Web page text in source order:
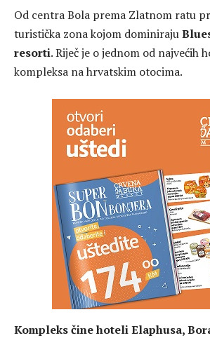
Od centra Bola prema Zlatnom ratu
turistička zona kojom dominiraju
resorti. Riječ je o jednom od najvećih
kompleksa na hrvatskim otocima.
Kompleks čine hoteli Elaphusa,